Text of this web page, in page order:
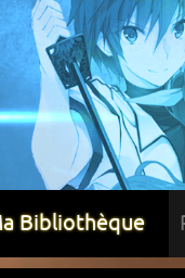
Bibliothèque